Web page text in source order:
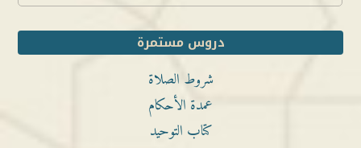
دروس مستمرة
شروط الصلاة
عمدة الأحكام
كتاب التوحيد